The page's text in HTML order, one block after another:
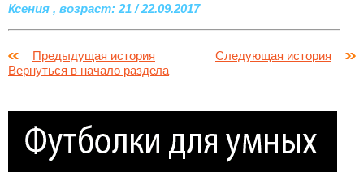
Ксения , возраст: 21 / 22.09.2017
Предыдущая история
Следующая история
Вернуться в начало раздела